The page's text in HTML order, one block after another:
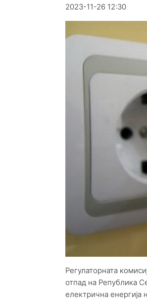
2023-11-26 12:30
Регулаторната
отпад на Република
електрична енергија